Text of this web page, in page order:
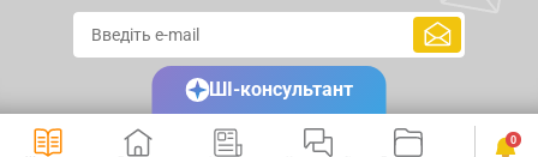
0
ШІ-консультант